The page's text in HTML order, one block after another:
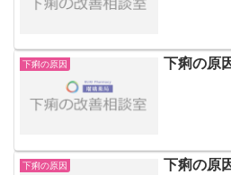
下痢の原因 下痢の原
下痢の原因 下痢の原